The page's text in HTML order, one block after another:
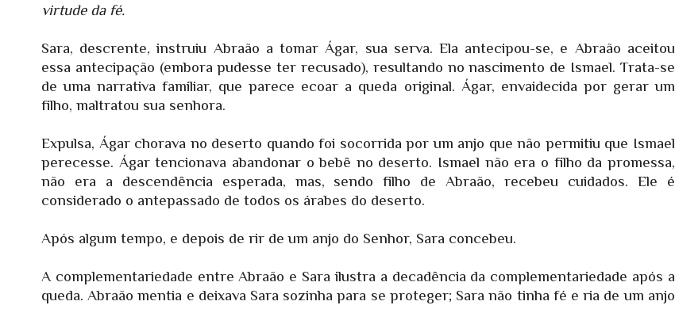
virtude da fé.
Sara, descrente, instruiu Abraão a tomar Ágar, sua serva. Ela antecipou-se, e Abraão aceitou
essa antecipação (embora pudesse ter recusado), resultando no nascimento de Ismael. Trata-se
de uma narrativa familiar, que parece ecoar a queda original. Ágar, envaidecida por gerar um
filho, maltratou sua senhora.
Expulsa, Ágar chorava no deserto quando foi socorrida por um anjo que não permitiu que Ismael
perecesse. Ágar tencionava abandonar o bebê no deserto. Ismael não era o filho da promessa,
não era a descendência esperada, mas, sendo filho de Abraão, recebeu cuidados. Ele é
considerado o antepassado de todos os árabes do deserto.
Após algum tempo, e depois de rir de um anjo do Senhor, Sara concebeu.
A complementariedade entre Abraão e Sara ilustra a decadência da complementariedade após a
queda. Abraão mentia e deixava Sara sozinha para se proteger; Sara não tinha fé e ria de um anjo